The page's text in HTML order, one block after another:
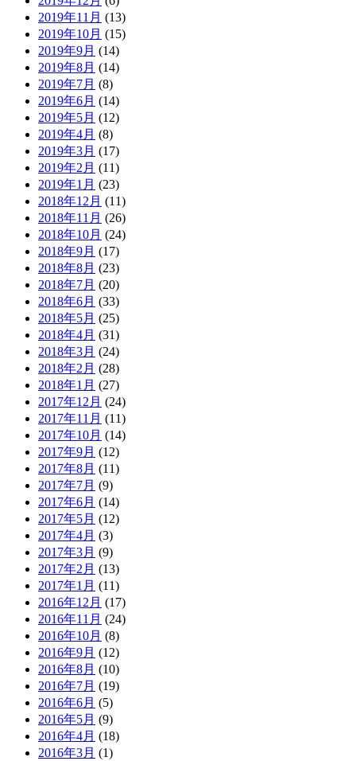
2019年11月 (13)
2019年10月 (15)
2019年9月 (14)
2019年8月 (14)
2019年7月 (8)
2019年6月 (14)
2019年5月 (12)
2019年4月 (8)
2019年3月 (17)
2019年2月 (11)
2019年1月 (23)
2018年12月 (11)
2018年11月 (26)
2018年10月 (24)
2018年9月 (17)
2018年8月 (23)
2018年7月 (20)
2018年6月 (33)
2018年5月 (25)
2018年4月 (31)
2018年3月 (24)
2018年2月 (28)
2018年1月 (27)
2017年12月 (24)
2017年11月 (11)
2017年10月 (14)
2017年9月 (12)
2017年8月 (11)
2017年7月 (9)
2017年6月 (14)
2017年5月 (12)
2017年4月 (3)
2017年3月 (9)
2017年2月 (13)
2017年1月 (11)
2016年12月 (17)
2016年11月 (24)
2016年10月 (8)
2016年9月 (12)
2016年8月 (10)
2016年7月 (19)
2016年6月 (5)
2016年5月 (9)
2016年4月 (18)
2016年3月 (1)